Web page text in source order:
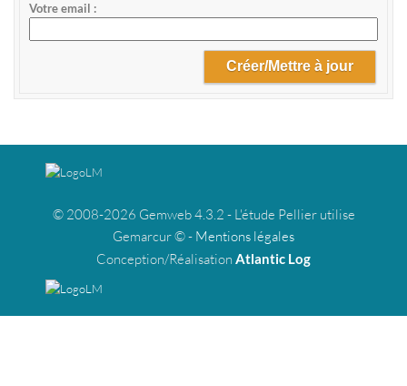
Votre email
© 2008-2026 Gemweb 4.3.2 - L'étude Pellier utilise
Gemarcur © - Mentions légales
Conception/Réalisation Atlantic Log